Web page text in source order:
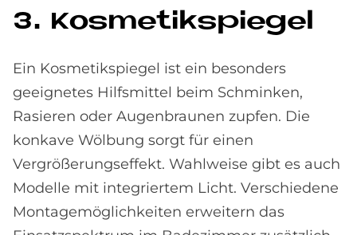
3. Kos­me­tik­spie­gel
Ein Kosmetikspiegel ist ein besonders
geeignetes Hilfs­mittel beim Schminken,
Rasieren oder Augen­braunen zupfen. Die
konkave Wölbung sorgt für einen
Vergrößerungseffekt. Wahlweise gibt es auch
Modelle mit integriertem Licht. Verschiedene
Montage­möglichkeiten erweitern das